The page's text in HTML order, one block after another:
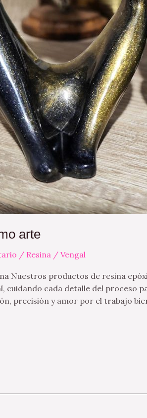
arte
/ Resina / Vengal
Nuestros productos de resina
cuidando cada detalle del proceso
precisión y amor por el trabajo